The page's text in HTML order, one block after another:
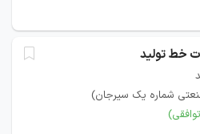
خط تولید
شماره یک سیرجان)